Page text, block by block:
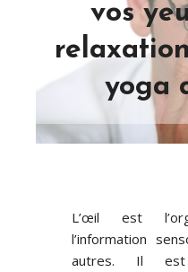
vos
yoga
L’œil est
l’information
autres. Il est